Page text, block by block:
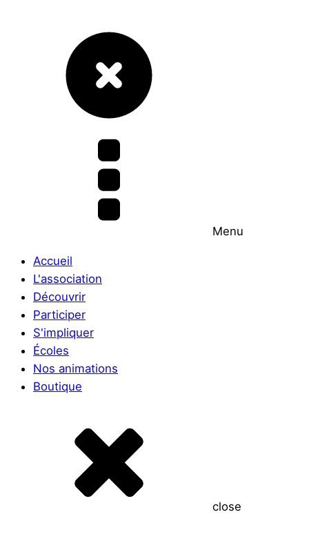
Menu
Accueil
L'association
Découvrir
Participer
S'impliquer
Écoles
Nos animations
Boutique
close